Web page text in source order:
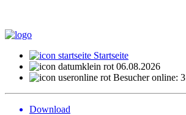
Startseite
06.08.2026
Besucher online: 3
Download